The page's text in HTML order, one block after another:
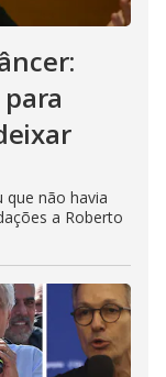
que não havia
a Roberto